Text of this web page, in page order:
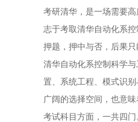
考研清华，是一场需要
志于考取清华自动化系
押题，押中与否，后果只
清华自动化系控制科学
置、系统工程、模式识
广阔的选择空间，也意
考试科目方面，一共四